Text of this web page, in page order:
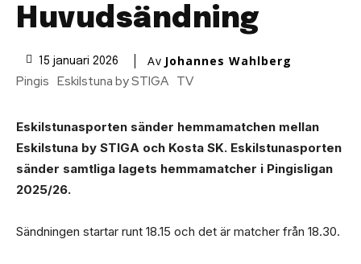
Huvudsändning
15 januari 2026 Av Johannes Wahlberg
Pingis Eskilstuna by STIGA TV
Eskilstunasporten sänder hemmamatchen mellan
Eskilstuna by STIGA och Kosta SK. Eskilstunasporten
sänder samtliga lagets hemmamatcher i Pingisligan
2025/26.
Sändningen startar runt 18.15 och det är matcher från 18.30.